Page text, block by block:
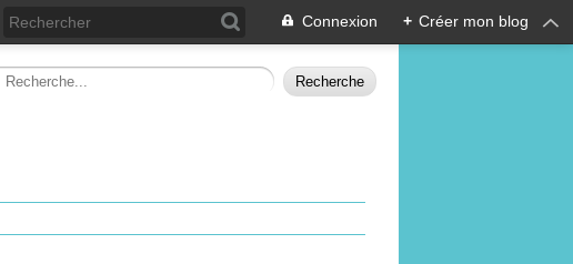
Connexion + Créer mon blog